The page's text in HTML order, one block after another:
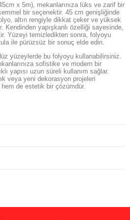
x 5m), mekanlarınıza lüks ve zarif bir
bir seçenektir. 45 cm genişliğinde
altın rengiyle dikkat çeker ve yüksek
Kendinden yapışkanlı özelliği sayesinde,
Yüzeyi temizledikten sonra, folyoyu
ile pürüzsüz bir sonuç elde edin.
yüzeylerde bu folyoyu kullanabilirsiniz.
sofistike ve modern bir
yapısı uzun süreli kullanım sağlar.
veya yeni dekorasyon projeleri
de estetik bir çözümdür.
çeşitli yüzeylerde kullanılabilir.
uzun süre dayanıklıdır